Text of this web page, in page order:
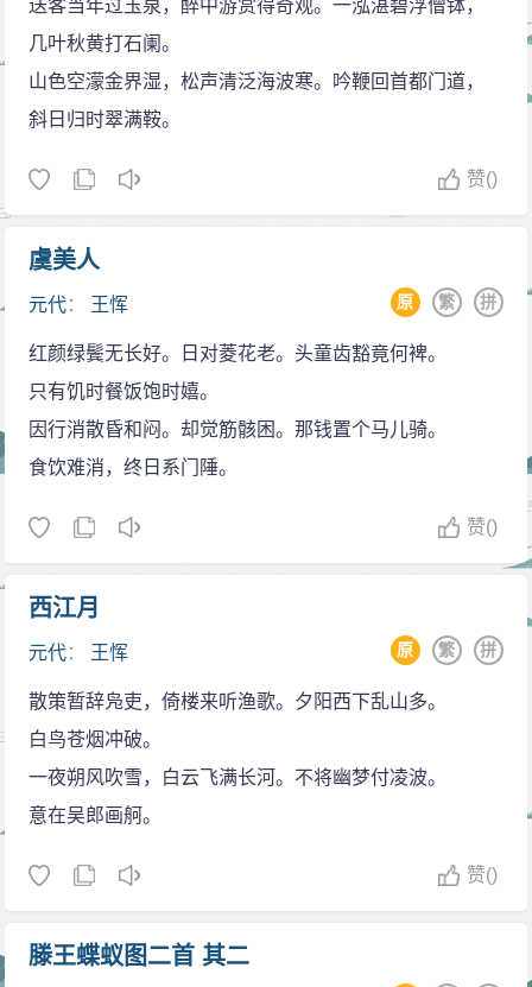
送客当年过玉泉，醉中游赏得奇观。一泓湛碧浮僧钵，
几叶秋黄打石阑。
山色空濛金界湿，松声清泛海波寒。吟鞭回首都门道，
斜日归时翠满鞍。
赞()
虞美人
元代： 王恽 拼
繁
原
红颜绿鬓无长好。日对菱花老。头童齿豁竟何裨。
只有饥时餐饭饱时嬉。
因行消散昏和闷。却觉筋骸困。那钱置个马儿骑。
食饮难消，终日系门陲。
赞()
西江月
元代： 王恽 拼
繁
原
散策暂辞凫吏，倚楼来听渔歌。夕阳西下乱山多。
白鸟苍烟冲破。
一夜朔风吹雪，白云飞满长河。不将幽梦付凌波。
意在吴郎画舸。
赞()
滕王蝶蚁图二首 其二